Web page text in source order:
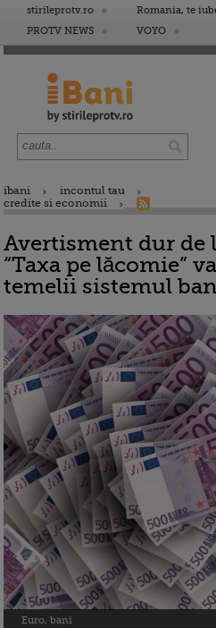
stirileprotv.ro Romania, te
PROTV NEWS
VOYO
ibani
incontul tau
credite si economii
Avertisment dur de
“Taxa pe lăcomie”
temelii sistemul
Euro, bani